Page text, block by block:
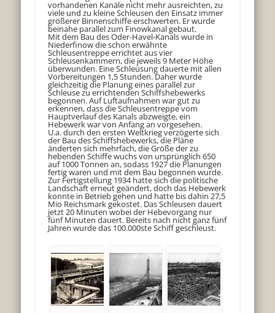
vorhandenen Kanäle nicht mehr ausreichten, zu
viele und zu kleine Schleusen den Einsatz immer
größerer Binnenschiffe erschwerten. Er wurde
beinahe parallel zum Finowkanal gebaut.
Mit dem Bau des Oder-Havel-Kanals wurde in
Niederfinow die schon erwähnte
Schleusentreppe errichtet aus vier
Schleusenkammern, die jeweils 9 Meter Höhe
überwunden. Eine Schleusung dauerte mit allen
Vorbereitungen 1,5 Stunden. Daher wurde
gleichzeitig die Planung eines parallel zur
Schleuse zu errichtenden Schiffshebewerks
begonnen. Auf Luftaufnahmen war gut zu
erkennen, dass die Schleusentreppe vom
Hauptverlauf des Kanals abzweigte, ein
Hebewerk war von Anfang an vorgesehen.
U.a. durch den ersten Weltkrieg verzögerte sich
der Bau des Schiffshebewerks, die Pläne
änderten sich mehrfach, die Größe der zu
hebenden Schiffe wuchs von ursprünglich 650
auf 1000 Tonnen an, sodass 1927 die Planungen
fertig waren und mit dem Bau begonnen wurde.
Zur Fertigstellung 1934 hatte sich die politische
Landschaft erneut geändert, doch das Hebewerk
konnte in Betrieb gehen und hatte bis dahin 27,5
Mio Reichsmark gekostet. Das Schleusen dauert
jetzt 20 Minuten wobei der Hebevorgang nur
fünf Minuten dauert. Bereits nach nicht ganz fünf
Jahren wurde das 100.000ste Schiff geschleust.